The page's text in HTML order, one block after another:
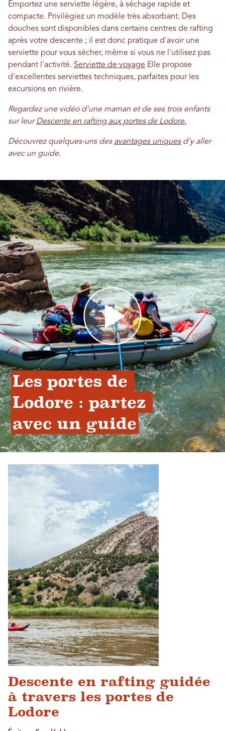
Emportez une serviette légère, à séchage rapide et
compacte. Privilégiez un modèle très absorbant. Des
douches sont disponibles dans certains centres de rafting
après votre descente ; il est donc pratique d'avoir une
serviette pour vous sécher, même si vous ne l'utilisez pas
pendant l'activité. Serviette de voyage Elle propose
d'excellentes serviettes techniques, parfaites pour les
excursions en rivière.
Regardez une vidéo d'une maman et de ses trois enfants
sur leurDescente en rafting aux portes de Lodore.
Découvrez quelques-uns des avantages uniquesd'y aller
avec un guide.
Les portes de
Lodore : partez
avec un guide
Descente en rafting guidée
à travers les portes de
Lodore